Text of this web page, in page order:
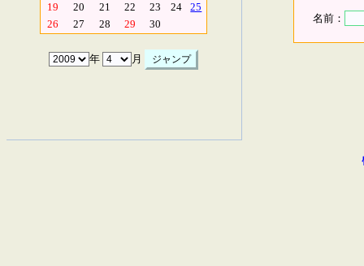
19
20 21 22 23 24
25
26
27 28 29 30
年 月
名前：